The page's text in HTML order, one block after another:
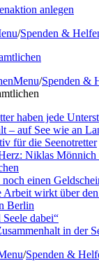
anlegen
/Spenden &
Menu/Spenden &
haben jede
– auf See wie an
für die Seenotretter
Niklas Mönnich
einen
Arbeit wirkt über
Berlin
dabei“
in der
/Spenden &